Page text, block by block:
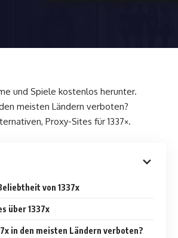
und Spiele kostenlos herunter.
meisten Ländern verboten?
Proxy-Sites für 1337×.
von 1337x
über 1337x
in den meisten Ländern verboten?